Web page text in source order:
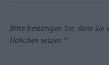
Bitte bestätigen Sie, dass
Häkchen setzen.*